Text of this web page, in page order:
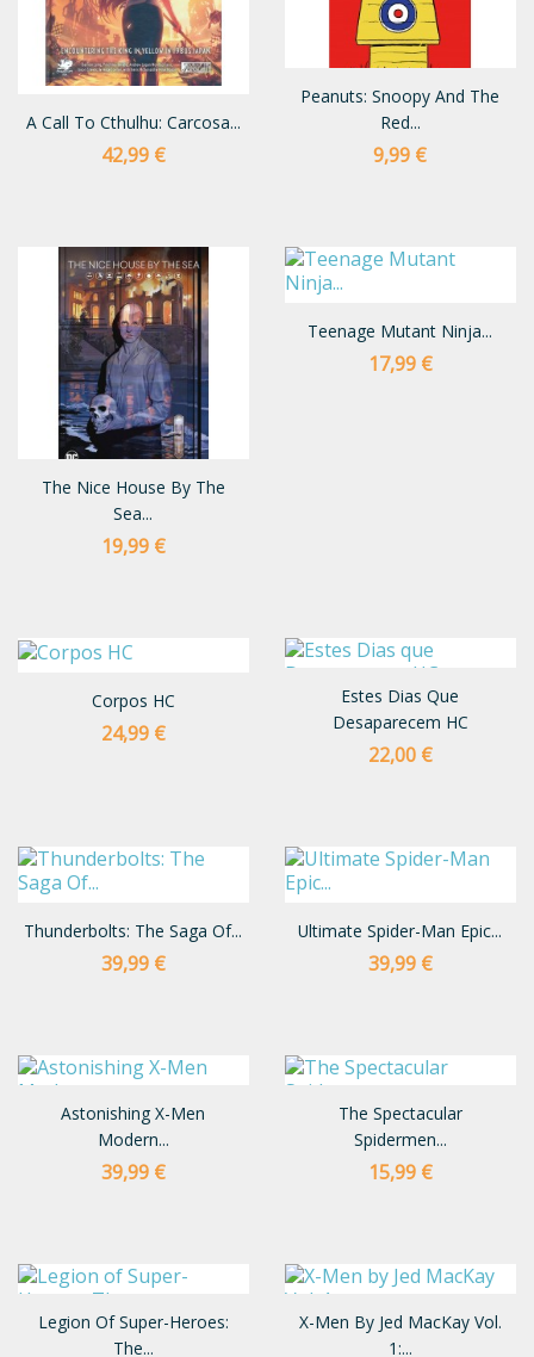
A Call To Cthulhu: Carcosa...
Preço
42,99 €
Peanuts: Snoopy And The
Red...
Preço
9,99 €
The Nice House By The
Sea...
Preço
19,99 €
Teenage Mutant Ninja...
Preço
17,99 €
Corpos HC
Preço
24,99 €
Estes Dias Que
Desaparecem HC
Preço
22,00 €
Thunderbolts: The Saga Of...
Preço
39,99 €
Ultimate Spider-Man Epic...
Preço
39,99 €
Astonishing X-Men
Modern...
Preço
39,99 €
The Spectacular
Spidermen...
Preço
15,99 €
Legion Of Super-Heroes:
The...
X-Men By Jed MacKay Vol.
1:...